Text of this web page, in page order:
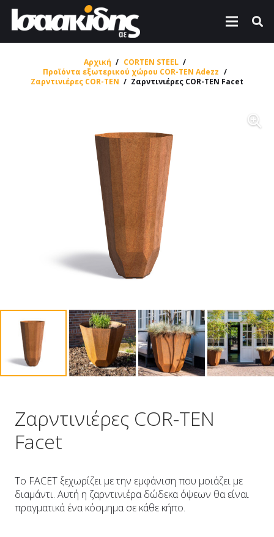
Αρχική / CORTEN STEEL /
Προϊόντα εξωτερικού χώρου COR-TEN Adezz /
Ζαρντινιέρες COR-TEN / Ζαρντινιέρες COR-TEN Facet
Ζαρντινιέρες COR-TEN
Facet
Το FACET ξεχωρίζει με την εμφάνιση που μοιάζει με
διαμάντι. Αυτή η ζαρντινιέρα δώδεκα όψεων θα είναι
πραγματικά ένα κόσμημα σε κάθε κήπο.